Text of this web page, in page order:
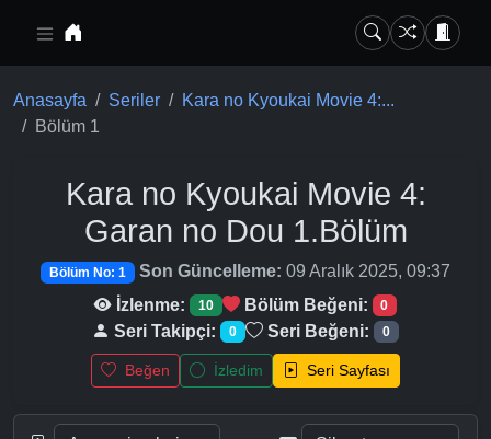
Anasayfa Seriler
Kara no Kyoukai Movie 4:...
Bölüm 1
Kara no Kyoukai Movie 4:
Garan no Dou 1.Bölüm
Bölüm No: 1 Son Güncelleme: 09 Aralık 2025, 09:37
İzlenme:
10 Bölüm Beğeni: 0
Seri Takipçi: 0 Seri Beğeni: 0
Beğen İzledim Seri Sayfası